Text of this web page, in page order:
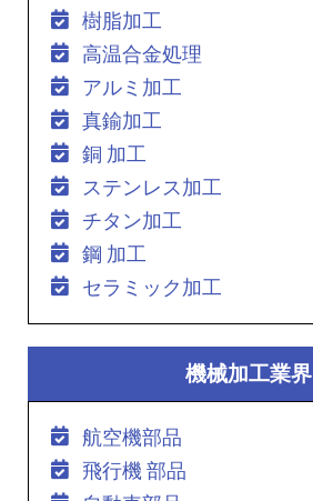
樹脂加工
高温合金処理
アルミ加工
真鍮加工
銅 加工
ステンレス加工
チタン加工
鋼 加工
セラミック加工
機械加工業界
航空機部品
飛行機 部品